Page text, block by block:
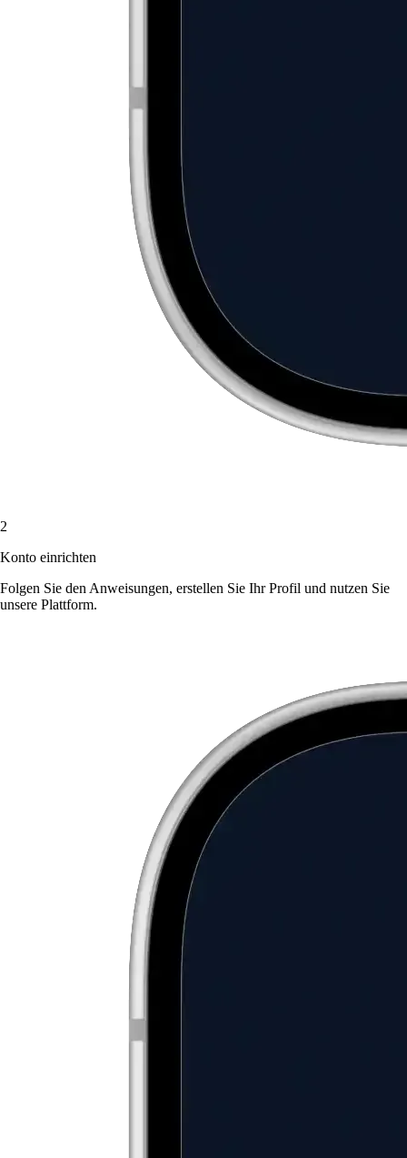
2
Konto einrichten
Folgen Sie den Anweisungen, erstellen Sie Ihr Profil und nutzen Sie
unsere Plattform.